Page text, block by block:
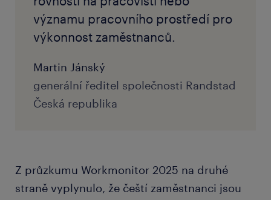
významu pracovního prostředí pro
výkonnost zaměstnanců.
Martin Jánský
generální ředitel společnosti Randstad
Česká republika
Z průzkumu Workmonitor 2025 na druhé
straně vyplynulo, že čeští zaměstnanci jsou